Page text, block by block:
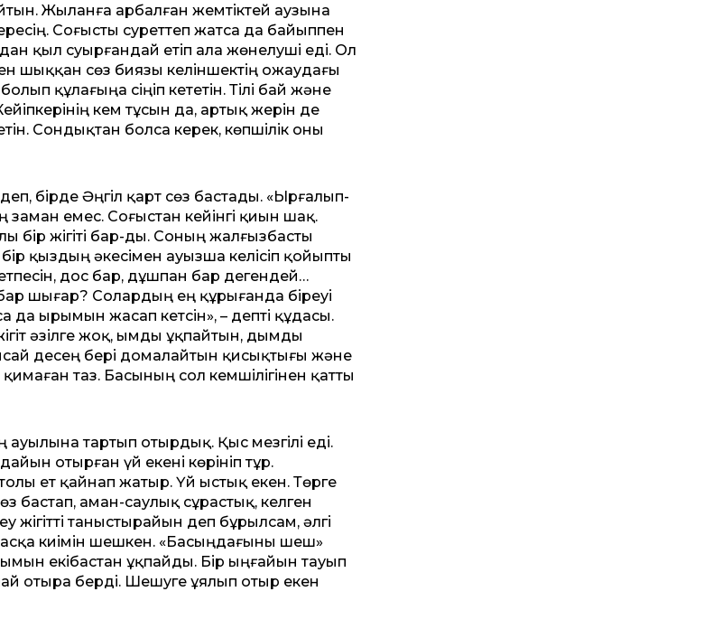
Жыланға арбалған жемтіктей аузына
Соғысты суреттеп жатса да байыппен
қыл суырғандай етіп ала жөнелуші еді. Ол
шыққан сөз биязы келіншектің ожаудағы
құлағыңа сіңіп кететін. Тілі бай және
кем тұсын да, артық жерін де
Сондықтан болса керек, көпшілік оны
бірде Әңгіл қарт сөз бастады. «Ырғалып-
емес. Соғыстан кейінгі қиын шақ.
бір жігіті бар-ды. Соның жалғызбасты
қыздың әкесімен ауызша келісіп қойыпты
дос бар, дұшпан бар дегендей…
шығар? Солардың ең құрығанда біреуі
ырымын жасап кетсін», – депті құдасы.
әзілге жоқ, ымды ұқпайтын, дымды
десең бері домалайтын қисықтығы және
таз. Басының сол кемшілігінен қатты
ауылына тартып отырдық. Қыс мезгілі еді.
отырған үй екені көрініп тұр.
ет қайнап жатыр. Үй ыстық екен. Төрге
бастап, аман-саулық сұрастық, келген
таныстырайын деп бұрылсам, әлгі
киімін шешкен. «Басыңдағыны шеш»
екібастан ұқпайды. Бір ыңғайын тауып
отыра берді. Шешуге ұялып отыр екен